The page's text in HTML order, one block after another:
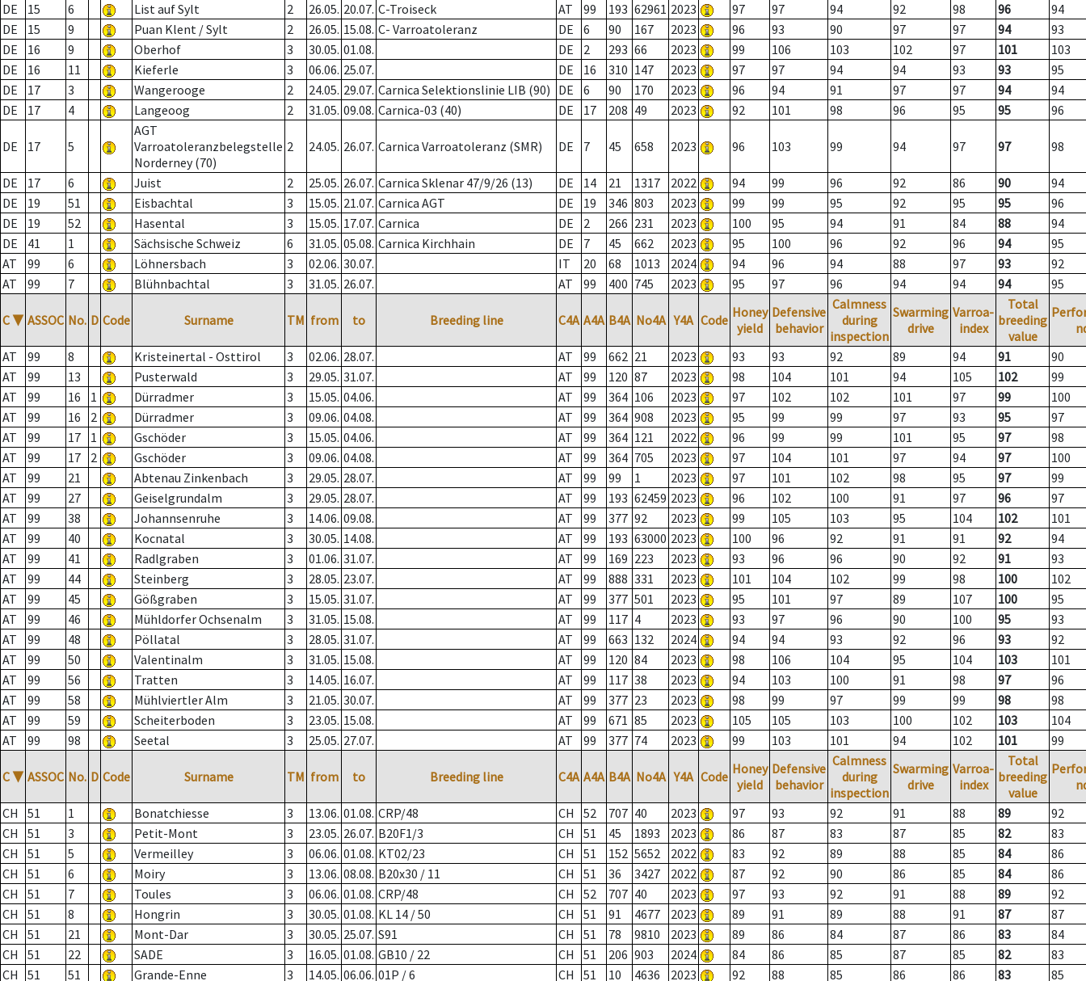
DE
15 6 List auf Sylt 2 26.05. 20.07. C-Troiseck AT 99 193 62961 2023 97 97 94 92 98 96
94
DE
15 9 Puan Klent / Sylt 2 26.05. 15.08. C- Varroatoleranz DE 6 90 167 2023 96 93 90 97 97 94
93
DE
16 9 Oberhof 3 30.05. 01.08. DE 2 293 66 2023 99 106 103 102 97 101
103
DE
16 11 Kieferle 3 06.06. 25.07. DE 16 310 147 2023 97 97 94 94 93 93
95
DE
17 3 Wangerooge 2 24.05. 29.07. Carnica Selektionslinie LIB (90) DE 6 90 170 2023 96 94 91 97 97 94
94
DE
17 4 Langeoog 2 31.05. 09.08. Carnica-03 (40) DE 17 208 49 2023 92 101 98 96 95 95 96
DE 17 5
AGT
Varroatoleranzbelegstelle
Norderney (70)
2 24.05. 26.07. Carnica Varroatoleranz (SMR) DE 7 45 658 2023 96 103 99 94 97 97 98
DE 17 6 Juist 2 25.05. 26.07. Carnica Sklenar 47/9/26 (13) DE 14 21 1317 2022 94 99 96 92 86 90
94
DE
19 51 Eisbachtal 3 15.05. 21.07. Carnica AGT DE 19 346 803 2023 99 99 95 92 95 95
96
DE
19 52 Hasental 3 15.05. 17.07. Carnica DE 2 266 231 2023 100 95 94 91 84 88
94
DE
41 1 Sächsische Schweiz 6 31.05. 05.08. Carnica Kirchhain DE 7 45 662 2023 95 100 96 92 96 94
95
AT
99 6 Löhnersbach 3 02.06. 30.07. IT 20 68 1013 2024 94 96 94 88 97 93
92
AT
99 7 Blühnbachtal 3 31.05. 26.07. AT 99 400 745 2023 95 97 96 94 94 94 95
C ▼ ASSOC No. D Code Surname TM from to Breeding line C4A A4A B4A No4A Y4A Code Honey
yield
Defensive
behavior
Calmness
during
inspection
Swarming
drive
Varroa-
index
Total
breeding
value
AT
99 8 Kristeinertal - Osttirol 3 02.06. 28.07. AT 99 662 21 2023 93 93 92 89 94 91
90
AT
99 13 Pusterwald 3 29.05. 31.07. AT 99 120 87 2023 98 104 101 94 105 102
99
AT
99 16 1 Dürradmer 3 15.05. 04.06. AT 99 364 106 2023 97 102 102 101 97 99
100
AT
99 16 2 Dürradmer 3 09.06. 04.08. AT 99 364 908 2023 95 99 99 97 93 95
97
AT
99 17 1 Gschöder 3 15.05. 04.06. AT 99 364 121 2022 96 99 99 101 95 97
98
AT
99 17 2 Gschöder 3 09.06. 04.08. AT 99 364 705 2023 97 104 101 97 94 97
100
AT
99 21 Abtenau Zinkenbach 3 29.05. 28.07. AT 99 99 1 2023 97 101 102 98 95 97
99
AT
99 27 Geiselgrundalm 3 29.05. 28.07. AT 99 193 62459 2023 96 102 100 91 97 96
97
AT
99 38 Johannsenruhe 3 14.06. 09.08. AT 99 377 92 2023 99 105 103 95 104 102
101
AT
99 40 Kocnatal 3 30.05. 14.08. AT 99 193 63000 2023 100 96 92 91 91 92
94
AT
99 41 Radlgraben 3 01.06. 31.07. AT 99 169 223 2023 93 96 96 90 92 91
93
AT
99 44 Steinberg 3 28.05. 23.07. AT 99 888 331 2023 101 104 102 99 98 100
102
AT
99 45 Gößgraben 3 15.05. 31.07. AT 99 377 501 2023 95 101 97 89 107 100
95
AT
99 46 Mühldorfer Ochsenalm 3 31.05. 15.08. AT 99 117 4 2023 93 97 96 90 100 95
93
AT
99 48 Pöllatal 3 28.05. 31.07. AT 99 663 132 2024 94 94 93 92 96 93
92
AT
99 50 Valentinalm 3 31.05. 15.08. AT 99 120 84 2023 98 106 104 95 104 103
101
AT
99 56 Tratten 3 14.05. 16.07. AT 99 117 38 2023 94 103 100 91 98 97
96
AT
99 58 Mühlviertler Alm 3 21.05. 30.07. AT 99 377 23 2023 98 99 97 99 99 98
98
AT
99 59 Scheiterboden 3 23.05. 15.08. AT 99 671 85 2023 105 105 103 100 102 103
104
AT
99 98 Seetal 3 25.05. 27.07. AT 99 377 74 2023 99 103 101 94 102 101 99
C ▼ ASSOC No. D Code Surname TM from to Breeding line C4A A4A B4A No4A Y4A Code Honey
yield
Defensive
behavior
Calmness
during
inspection
Swarming
drive
Varroa-
index
Total
breeding
value
CH
51 1 Bonatchiesse 3 13.06. 01.08. CRP/48 CH 52 707 40 2023 97 93 92 91 88 89
92
CH
51 3 Petit-Mont 3 23.05. 26.07. B20F1/3 CH 51 45 1893 2023 86 87 83 87 85 82
83
CH
51 5 Vermeilley 3 06.06. 01.08. KT02/23 CH 51 152 5652 2022 83 92 89 88 85 84
86
CH
51 6 Moiry 3 13.06. 08.08. B20x30 / 11 CH 51 36 3427 2022 87 92 90 86 85 84
86
CH
51 7 Toules 3 06.06. 01.08. CRP/48 CH 52 707 40 2023 97 93 92 91 88 89
92
CH
51 8 Hongrin 3 30.05. 01.08. KL 14 / 50 CH 51 91 4677 2023 89 91 89 88 91 87
87
CH
51 21 Mont-Dar 3 30.05. 25.07. S91 CH 51 78 9810 2023 89 86 84 87 86 83
84
CH
51 22 SADE 3 16.05. 01.08. GB10 / 22 CH 51 206 903 2024 84 86 85 87 85 82
83
CH
51 51 Grande-Enne 3 14.05. 06.06. 01P / 6 CH 51 10 4636 2023 92 88 85 86 86 83 85